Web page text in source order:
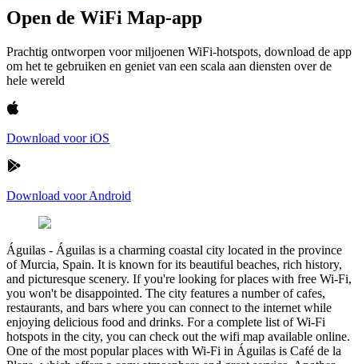
Open de WiFi Map-app
Prachtig ontworpen voor miljoenen WiFi-hotspots, download de app
om het te gebruiken en geniet van een scala aan diensten over de
hele wereld
Download voor iOS
Download voor Android
Águilas - Águilas is a charming coastal city located in the province
of Murcia, Spain. It is known for its beautiful beaches, rich history,
and picturesque scenery. If you're looking for places with free Wi-Fi,
you won't be disappointed. The city features a number of cafes,
restaurants, and bars where you can connect to the internet while
enjoying delicious food and drinks. For a complete list of Wi-Fi
hotspots in the city, you can check out the wifi map available online.
One of the most popular places with Wi-Fi in Águilas is Café de la